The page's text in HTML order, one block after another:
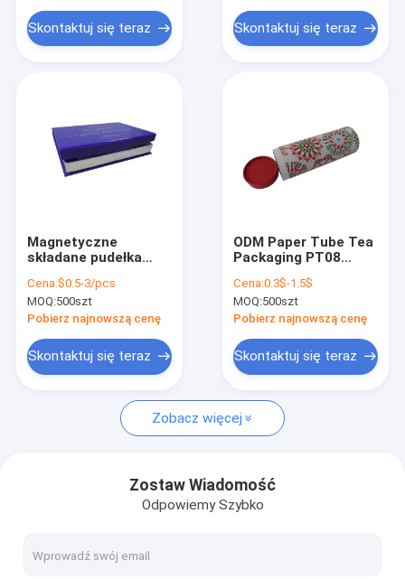
O nas
Twarde pudełka na prezenty
Kartonowe pudełka na prezenty
Markowe torby papierowe
Sztywne pudełka papierowe
Skontaktuj się teraz Skontaktuj się teraz
Magnetyczne
składane pudełka
Błyszczące
laminowanie Duże
ręcznie robione
Cena:$0.5-3/pcs
MOQ:500szt
Pobierz najnowszą cenę
Skontaktuj się teraz
ODM Paper Tube Tea
Packaging PT08
Cardboard Box
Cylinder Container
Cena:0.3$-1.5$
MOQ:500szt
Pobierz najnowszą cenę
Skontaktuj się teraz
Zobacz więcej
Zostaw Wiadomość
Odpowiemy Szybko